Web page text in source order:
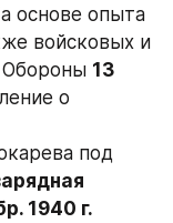
основе опыта
войсковых и
Обороны 13
о
под
1940 г.